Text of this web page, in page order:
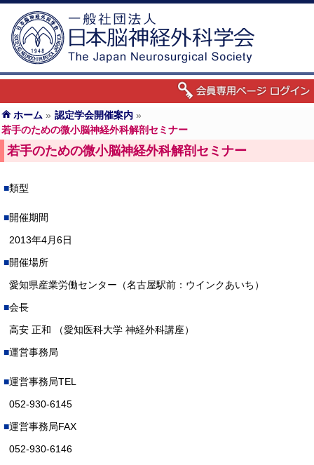
ホーム » 認定学会開催案内 »
若手のための微小脳神経外科解剖セミナー
若手のための微小脳神経外科解剖セミナー
類型
開催期間
2013年4月6日
開催場所
愛知県産業労働センター（名古屋駅前：ウインクあいち）
会長
高安 正和 （愛知医科大学 神経外科講座）
運営事務局
運営事務局TEL
052-930-6145
運営事務局FAX
052-930-6146